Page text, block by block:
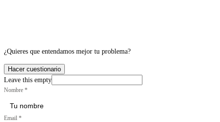
¿Quieres que entendamos mejor tu problema?
Hacer cuestionario
Leave this empty
Nombre *
Email *